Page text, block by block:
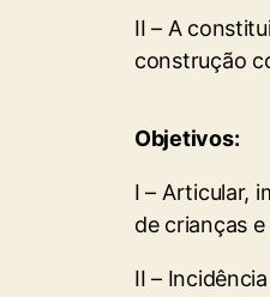
II – A
construção
Objetivos:
I – Articular,
de crianças
II –